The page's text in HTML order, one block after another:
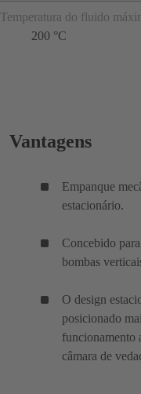
Temperatura do fluido
200 °C
Vantagens
Empanque
estacionário.
Concebido
bombas
O design
posicionado
funcionamento
câmara de